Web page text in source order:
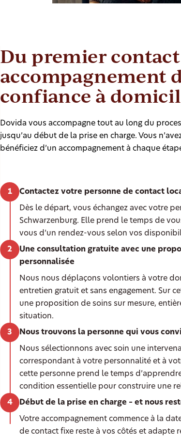
Du premier
accompagnement
confiance à
Dovida vous accompagne tout au long du
jusqu’au début de la prise en charge. Vous
bénéficiez d’un accompagnement à chaque
Contactez votre personne de contact
Dès le départ, vous échangez avec votre
Schwarzenburg. Elle prend le temps de
vous d’un rendez-vous selon vos
Une consultation gratuite avec une
personnalisée
Nous nous déplaçons volontiers à votre
entretien gratuit et sans engagement. Sur
une proposition de soins sur mesure,
situation.
Nous trouvons la personne qui vous
Nous sélectionnons avec soin une
correspondant à votre personnalité et à
cette personne prend le temps
condition essentielle pour construire une
Début de la prise en charge – et nous
Votre accompagnement commence à la
de contact fixe reste à vos côtés et adapte